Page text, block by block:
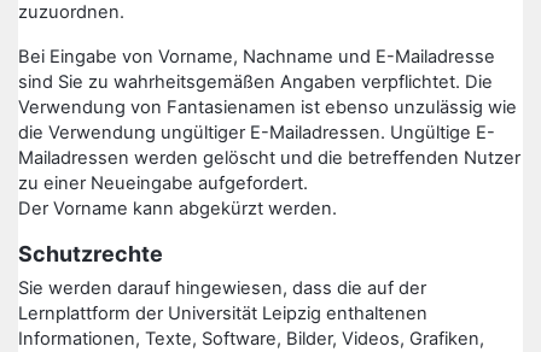
zuzuordnen.
Bei Eingabe von Vorname, Nachname und E-Mailadresse
sind Sie zu wahrheitsgemäßen Angaben verpflichtet. Die
Verwendung von Fantasienamen ist ebenso unzulässig wie
die Verwendung ungültiger E-Mailadressen. Ungültige E-
Mailadressen werden gelöscht und die betreffenden Nutzer
zu einer Neueingabe aufgefordert.
Der Vorname kann abgekürzt werden.
Schutzrechte
Sie werden darauf hingewiesen, dass die auf der
Lernplattform der Universität Leipzig enthaltenen
Informationen, Texte, Software, Bilder, Videos, Grafiken,